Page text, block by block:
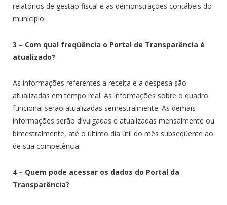
relatórios de gestão fiscal e as demonstrações contábeis do
município.
3 – Com qual freqüência o Portal de Transparência é
atualizado?
As informações referentes a receita e a despesa são
atualizadas em tempo real. As informações sobre o quadro
funcional serão atualizadas semestralmente. As demais
informações serão divulgadas e atualizadas mensalmente ou
bimestralmente, até o último dia útil do mês subseqüente ao
de sua competência.
4 – Quem pode acessar os dados do Portal da
Transparência?